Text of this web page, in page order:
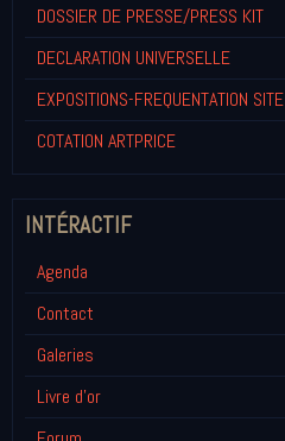
DOSSIER DE PRESSE/PRESS KIT
DECLARATION UNIVERSELLE
EXPOSITIONS-FREQUENTATION SITE
COTATION ARTPRICE
INTÉRACTIF
Agenda
Contact
Galeries
Livre d'or